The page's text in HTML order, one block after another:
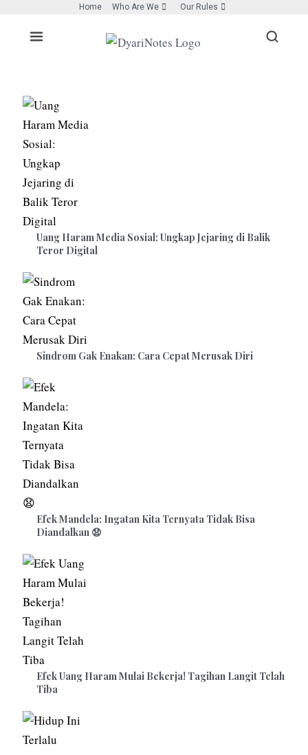
Home Who Are We Our Rules
Uang Haram Media Sosial: Ungkap Jejaring di Balik
Teror Digital
Sindrom Gak Enakan: Cara Cepat Merusak Diri
Efek Mandela: Ingatan Kita Ternyata Tidak Bisa
Diandalkan 😧
Efek Uang Haram Mulai Bekerja! Tagihan Langit Telah
Tiba